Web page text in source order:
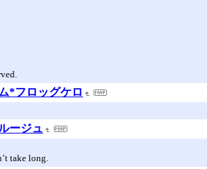
*フロッグケロ
ージュ
take long.